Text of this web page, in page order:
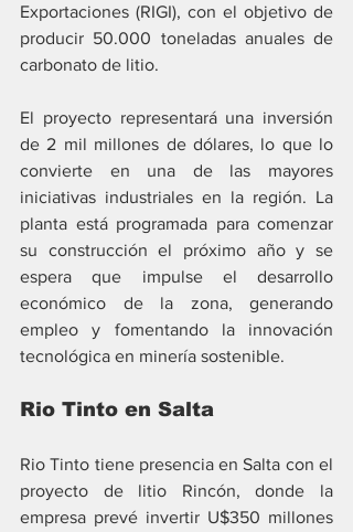
Exportaciones (RIGI), con el objetivo de
producir 50.000 toneladas anuales de
carbonato de litio.
El proyecto representará una inversión
de 2 mil millones de dólares, lo que lo
convierte en una de las mayores
iniciativas industriales en la región. La
planta está programada para comenzar
su construcción el próximo año y se
espera que impulse el desarrollo
económico de la zona, generando
empleo y fomentando la innovación
tecnológica en minería sostenible.
Rio Tinto en Salta
Rio Tinto tiene presencia en Salta con el
proyecto de litio Rincón, donde la
empresa prevé invertir U$350 millones